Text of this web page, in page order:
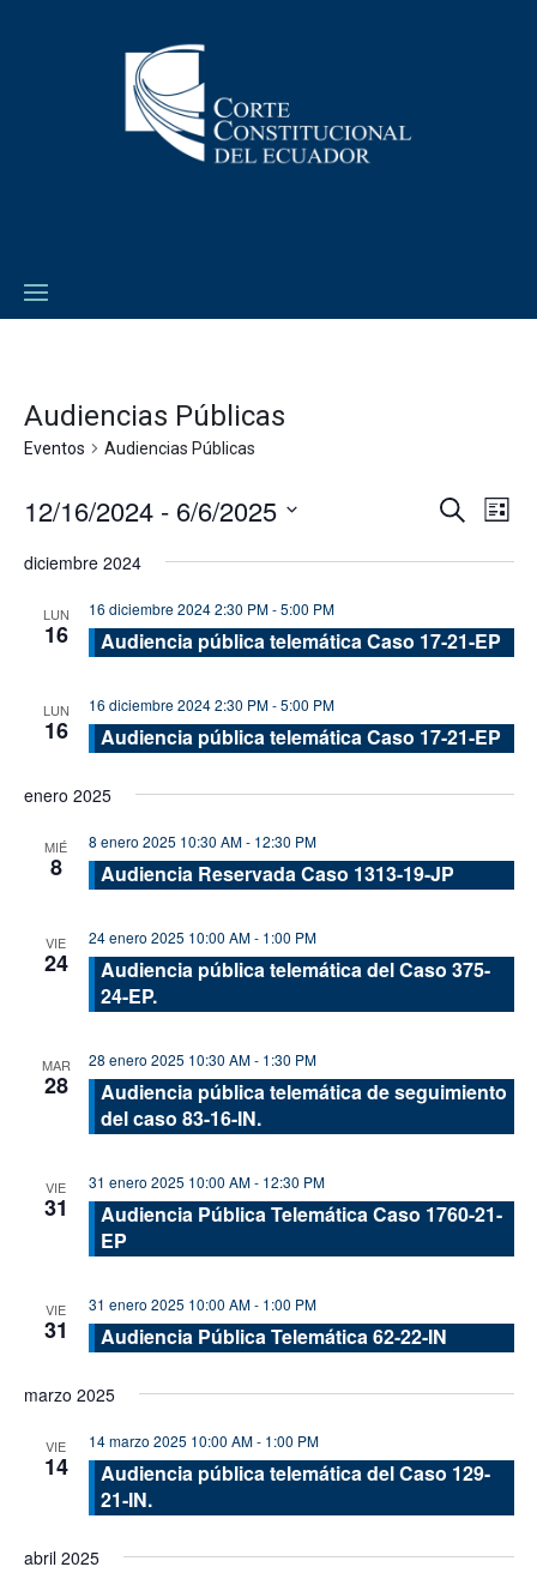
Audiencias Públicas
Eventos Audiencias Públicas
vistas
Buscar
Lista
12/16/2024 - 6/6/2025
fecha.
diciembre 2024
LUN
16
16 diciembre 2024 2:30 PM-5:00 PM
Audiencia pública telemática Caso 17-21-EP
LUN
16
16 diciembre 2024 2:30 PM-5:00 PM
Audiencia pública telemática Caso 17-21-EP
enero 2025
MIÉ
8
8 enero 2025 10:30 AM- 12:30 PM
Audiencia Reservada Caso 1313-19-JP
VIE
24
24 enero 2025 10:00 AM- 1:00 PM
Audiencia pública telemática del Caso 375-
24-EP.
MAR
28
28 enero 2025 10:30 AM- 1:30 PM
Audiencia pública telemática de seguimiento
del caso 83-16-IN.
VIE
31
31 enero 2025 10:00 AM- 12:30 PM
Audiencia Pública Telemática Caso 1760-21-
EP
VIE
31
31 enero 2025 10:00 AM- 1:00 PM
Audiencia Pública Telemática 62-22-IN
marzo 2025
VIE
14
14 marzo 2025 10:00 AM- 1:00 PM
Audiencia pública telemática del Caso 129-
21-IN.
abril 2025